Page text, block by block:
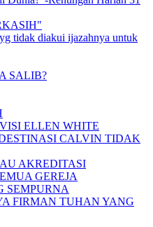
tidak diakui ijazahnya untuk
SALIB?
ELLEN WHITE
CALVIN TIDAK
AKREDITASI
GEREJA
SEMPURNA
FIRMAN TUHAN YANG